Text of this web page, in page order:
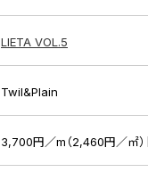
LIETA VOL.5
Twil&Plain
3,700円／m（2,460円／㎡）